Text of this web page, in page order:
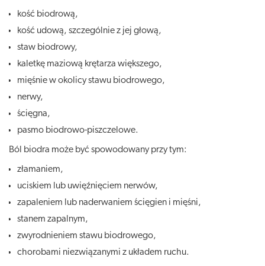
kość biodrową,
kość udową, szczególnie z jej głową,
staw biodrowy,
kaletkę maziową krętarza większego,
mięśnie w okolicy stawu biodrowego,
nerwy,
ścięgna,
pasmo biodrowo-piszczelowe.
Ból biodra może być spowodowany przy tym:
złamaniem,
uciskiem lub uwięźnięciem nerwów,
zapaleniem lub naderwaniem ścięgien i mięśni,
stanem zapalnym,
zwyrodnieniem stawu biodrowego,
chorobami niezwiązanymi z układem ruchu.